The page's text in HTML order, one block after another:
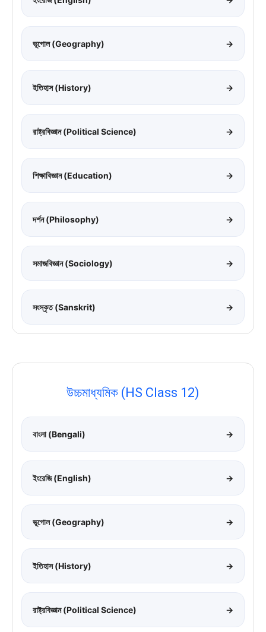
ভূগোল (Geography) →
ইতিহাস (History) →
রাষ্ট্রবিজ্ঞান (Political Science) →
শিক্ষাবিজ্ঞান (Education) →
দর্শন (Philosophy) →
সমাজবিজ্ঞান (Sociology) →
সংস্কৃত (Sanskrit) →
উচ্চমাধ্যমিক (HS Class 12)
বাংলা (Bengali) →
ইংরেজি (English) →
ভূগোল (Geography) →
ইতিহাস (History) →
রাষ্ট্রবিজ্ঞান (Political Science) →